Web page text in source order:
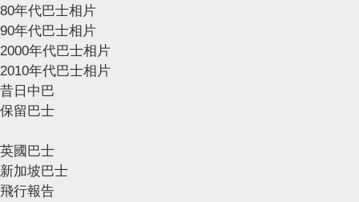
80年代巴士相片
90年代巴士相片
2000年代巴士相片
2010年代巴士相片
昔日中巴
保留巴士
英國巴士
新加坡巴士
飛行報告